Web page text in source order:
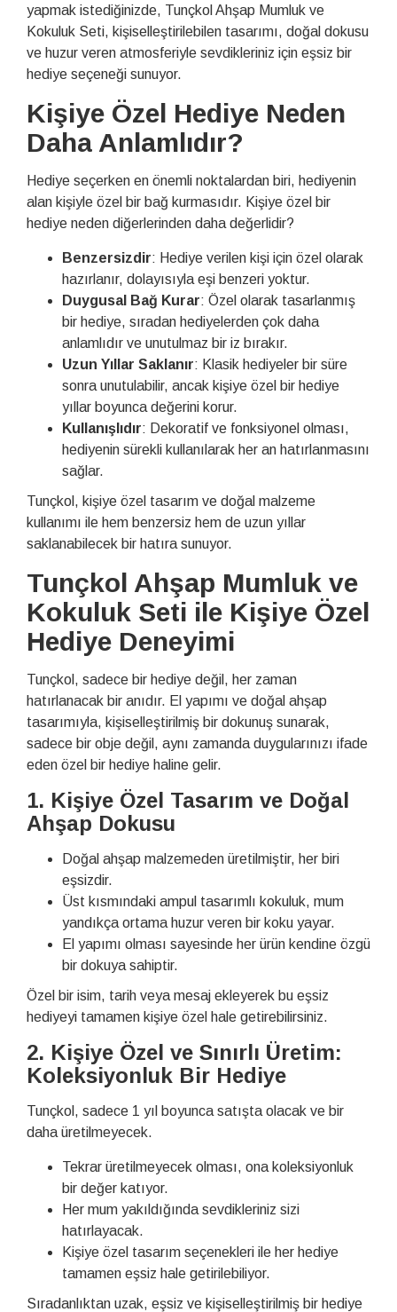
yapmak istediğinizde, Tunçkol Ahşap Mumluk ve
Kokuluk Seti, kişiselleştirilebilen tasarımı, doğal dokusu
ve huzur veren atmosferiyle sevdikleriniz için eşsiz bir
hediye seçeneği sunuyor.
Kişiye Özel Hediye Neden
Daha Anlamlıdır?
Hediye seçerken en önemli noktalardan biri, hediyenin
alan kişiyle özel bir bağ kurmasıdır. Kişiye özel bir
hediye neden diğerlerinden daha değerlidir?
Benzersizdir: Hediye verilen kişi için özel olarak
hazırlanır, dolayısıyla eşi benzeri yoktur.
Duygusal Bağ Kurar: Özel olarak tasarlanmış
bir hediye, sıradan hediyelerden çok daha
anlamlıdır ve unutulmaz bir iz bırakır.
Uzun Yıllar Saklanır: Klasik hediyeler bir süre
sonra unutulabilir, ancak kişiye özel bir hediye
yıllar boyunca değerini korur.
Kullanışlıdır: Dekoratif ve fonksiyonel olması,
hediyenin sürekli kullanılarak her an hatırlanmasını
sağlar.
Tunçkol, kişiye özel tasarım ve doğal malzeme
kullanımı ile hem benzersiz hem de uzun yıllar
saklanabilecek bir hatıra sunuyor.
Tunçkol Ahşap Mumluk ve
Kokuluk Seti ile Kişiye Özel
Hediye Deneyimi
Tunçkol, sadece bir hediye değil, her zaman
hatırlanacak bir anıdır. El yapımı ve doğal ahşap
tasarımıyla, kişiselleştirilmiş bir dokunuş sunarak,
sadece bir obje değil, aynı zamanda duygularınızı ifade
eden özel bir hediye haline gelir.
1. Kişiye Özel Tasarım ve Doğal
Ahşap Dokusu
Doğal ahşap malzemeden üretilmiştir, her biri
eşsizdir.
Üst kısmındaki ampul tasarımlı kokuluk, mum
yandıkça ortama huzur veren bir koku yayar.
El yapımı olması sayesinde her ürün kendine özgü
bir dokuya sahiptir.
Özel bir isim, tarih veya mesaj ekleyerek bu eşsiz
hediyeyi tamamen kişiye özel hale getirebilirsiniz.
2. Kişiye Özel ve Sınırlı Üretim:
Koleksiyonluk Bir Hediye
Tunçkol, sadece 1 yıl boyunca satışta olacak ve bir
daha üretilmeyecek.
Tekrar üretilmeyecek olması, ona koleksiyonluk
bir değer katıyor.
Her mum yakıldığında sevdikleriniz sizi
hatırlayacak.
Kişiye özel tasarım seçenekleri ile her hediye
tamamen eşsiz hale getirilebiliyor.
Sıradanlıktan uzak, eşsiz ve kişiselleştirilmiş bir hediye